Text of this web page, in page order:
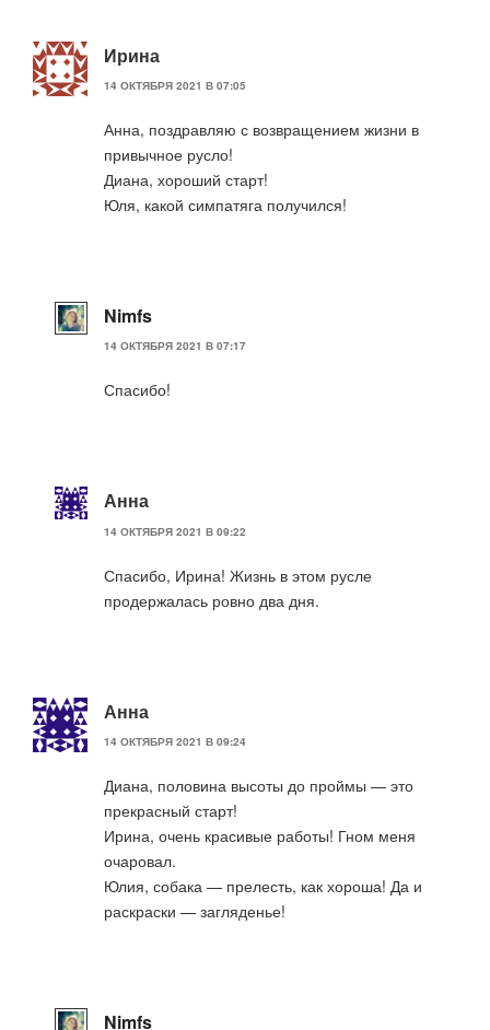
Ирина
14 ОКТЯБРЯ 2021 В 07:05
Анна, поздравляю с возвращением жизни в
привычное русло!
Диана, хороший старт!
Юля, какой симпатяга получился!
Nimfs
14 ОКТЯБРЯ 2021 В 07:17
Спасибо!
Анна
14 ОКТЯБРЯ 2021 В 09:22
Спасибо, Ирина! Жизнь в этом русле
продержалась ровно два дня.
Анна
14 ОКТЯБРЯ 2021 В 09:24
Диана, половина высоты до проймы — это
прекрасный старт!
Ирина, очень красивые работы! Гном меня
очаровал.
Юлия, собака — прелесть, как хороша! Да и
раскраски — загляденье!
Nimfs